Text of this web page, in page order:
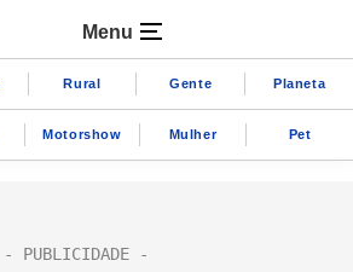
Menu
Rural Gente Planeta
Motorshow Mulher Pet